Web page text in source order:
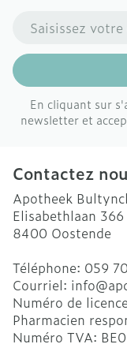
Adresse mail
En cliquant sur
newsletter et
Contactez
Apotheek
Elisabethlaan 366
8400 Oostende
Téléphone: 059
Courriel: info@
Numéro de
Pharmacien
Numéro TVA: